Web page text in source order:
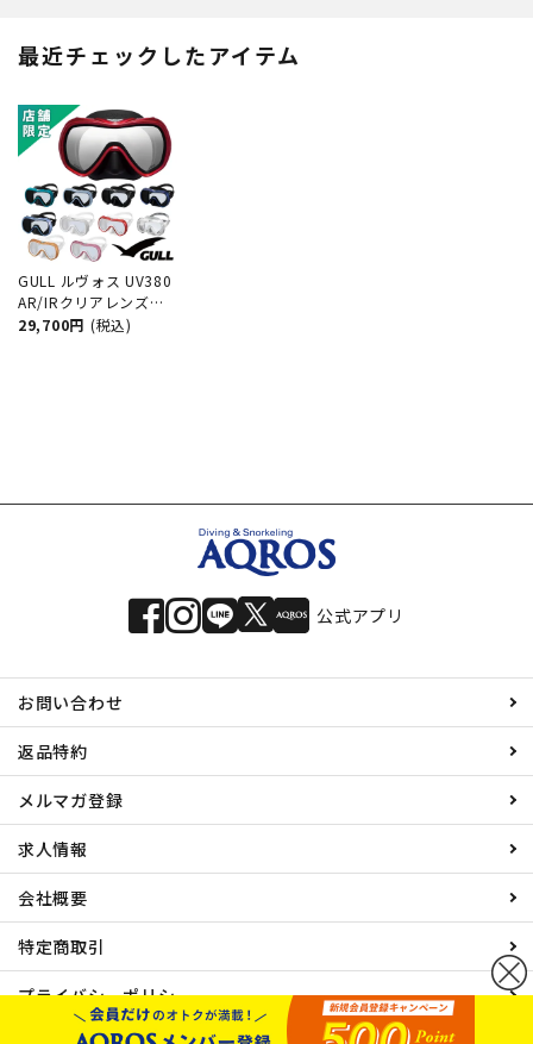
最近チェックしたアイテム
GULL ルヴォス UV380
AR/IRクリアレンズ
GM-1249 GM-1250
29,700円 (税込)
公式アプリ
お問い合わせ
返品特約
メルマガ登録
求人情報
会社概要
特定商取引
プライバシーポリシー